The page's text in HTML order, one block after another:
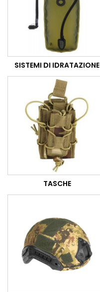
SISTEMI DI IDRATAZIONE
TASCHE